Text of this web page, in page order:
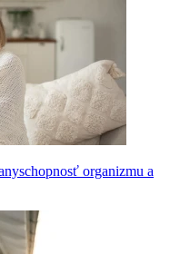
organizmu a